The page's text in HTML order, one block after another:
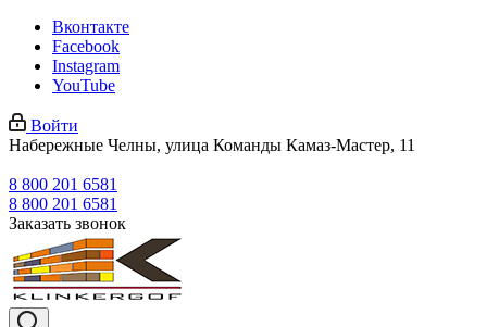
Вконтакте
Facebook
Instagram
YouTube
Войти
Набережные Челны, улица Команды Камаз-Мастер, 11
8 800 201 6581
8 800 201 6581
Заказать звонок